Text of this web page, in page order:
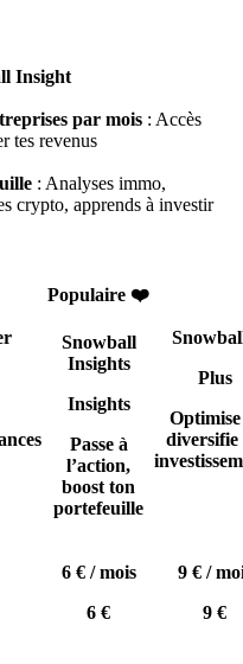
Insight
par mois : Accès
tes revenus
: Analyses immo,
crypto, apprends à investir
Populaire ❤️
Snowball
Insights
Insights
Passe à
l’action,
boost ton
portefeuille
Plus
diversifie
6 € / mois
6 €
9 € /
9 €